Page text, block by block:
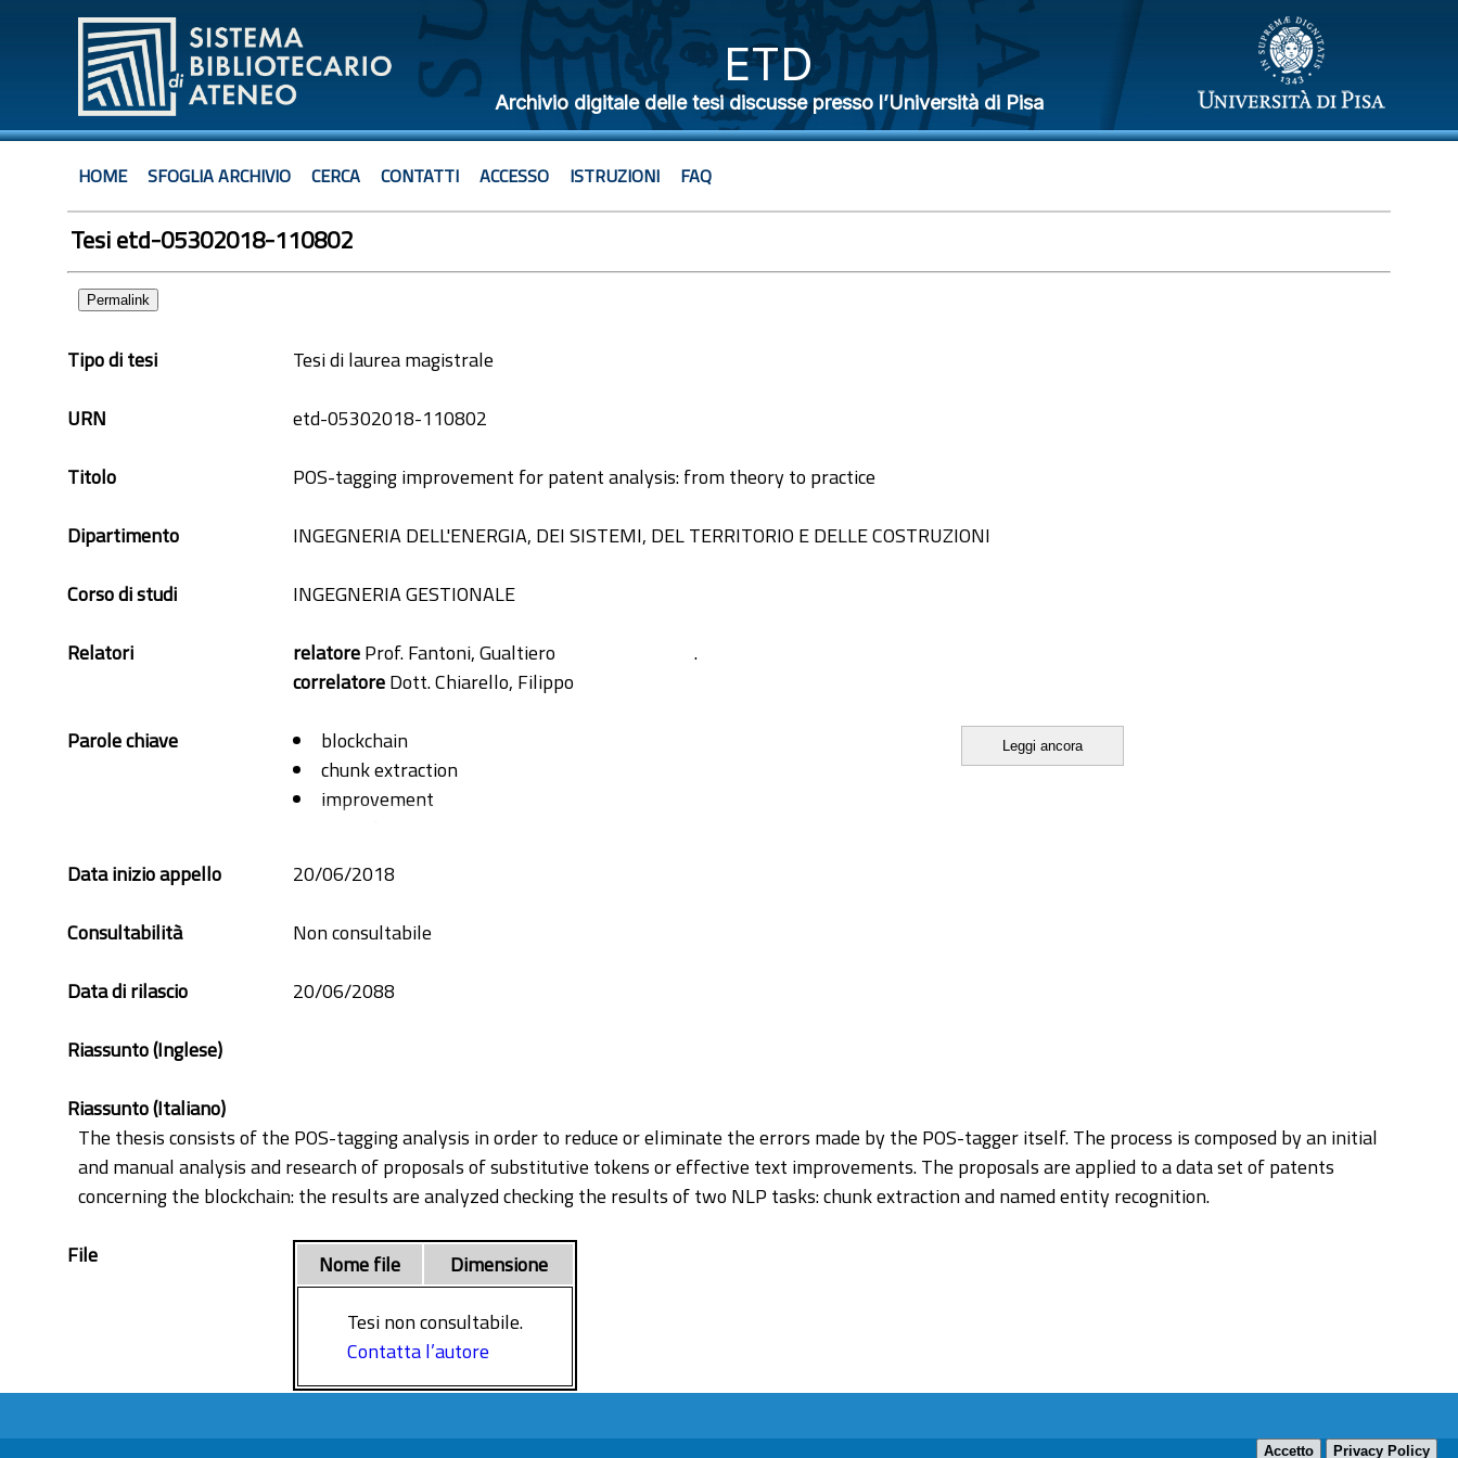
Accetto Privacy Policy
ETD
Archivio digitale delle tesi discusse presso l’Università di Pisa
HOME SFOGLIA ARCHIVIO CERCA CONTATTI ACCESSO ISTRUZIONI FAQ
Tesi etd-05302018-110802
Permalink
Tipo di tesi
Tesi di laurea magistrale
URN
etd-05302018-110802
Titolo
POS-tagging improvement for patent analysis: from theory to practice
Dipartimento
INGEGNERIA DELL'ENERGIA, DEI SISTEMI, DEL TERRITORIO E DELLE COSTRUZIONI
Corso di studi
INGEGNERIA GESTIONALE
Relatori
.
relatoreProf. Fantoni, Gualtiero
correlatoreDott. Chiarello, Filippo
Parole chiave
blockchain
chunk extraction
improvement
patents
POS-tagging analysis
Leggi ancora
Data inizio appello
20/06/2018
Consultabilità
Non consultabile
Data di rilascio
20/06/2088
Riassunto (Inglese)
Riassunto (Italiano)
The thesis consists of the POS-tagging analysis in order to reduce or eliminate the errors made by the POS-tagger itself. The process is composed by an initial
and manual analysis and research of proposals of substitutive tokens or effective text improvements. The proposals are applied to a data set of patents
concerning the blockchain: the results are analyzed checking the results of two NLP tasks: chunk extraction and named entity recognition.
File
Nome file
Dimensione
Tesi non consultabile.
Contatta l’autore